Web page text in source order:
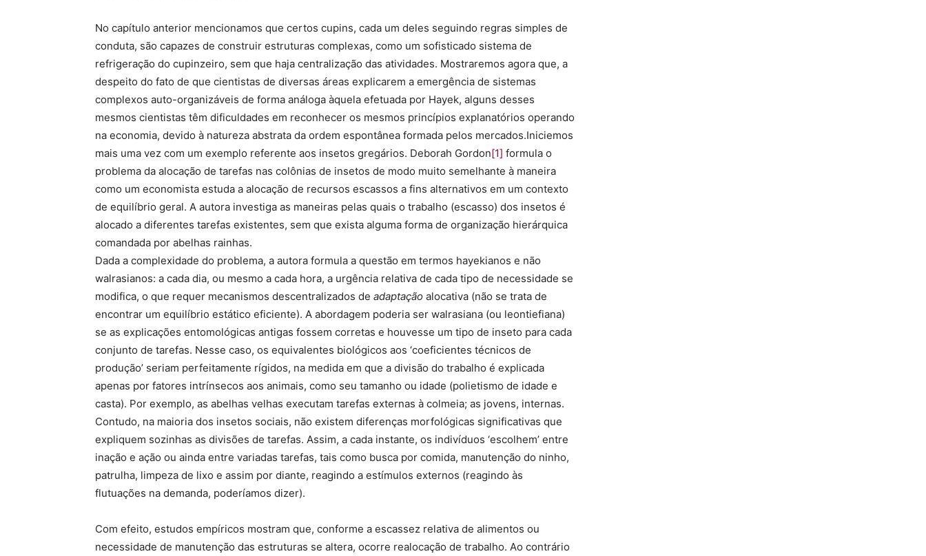
No capítulo anterior mencionamos que certos cupins, cada um deles seguindo regras simples de
conduta, são capazes de construir estruturas complexas, como um sofisticado sistema de
refrigeração do cupinzeiro, sem que haja centralização das atividades. Mostraremos agora que, a
despeito do fato de que cientistas de diversas áreas explicarem a emergência de sistemas
complexos auto-organizáveis de forma análoga àquela efetuada por Hayek, alguns desses
mesmos cientistas têm dificuldades em reconhecer os mesmos princípios explanatórios operando
na economia, devido à natureza abstrata da ordem espontânea formada pelos mercados.Iniciemos
mais uma vez com um exemplo referente aos insetos gregários. Deborah Gordon[1] formula o
problema da alocação de tarefas nas colônias de insetos de modo muito semelhante à maneira
como um economista estuda a alocação de recursos escassos a fins alternativos em um contexto
de equilíbrio geral. A autora investiga as maneiras pelas quais o trabalho (escasso) dos insetos é
alocado a diferentes tarefas existentes, sem que exista alguma forma de organização hierárquica
comandada por abelhas rainhas.
Dada a complexidade do problema, a autora formula a questão em termos hayekianos e não
walrasianos: a cada dia, ou mesmo a cada hora, a urgência relativa de cada tipo de necessidade se
modifica, o que requer mecanismos descentralizados de adaptação alocativa (não se trata de
encontrar um equilíbrio estático eficiente). A abordagem poderia ser walrasiana (ou leontiefiana)
se as explicações entomológicas antigas fossem corretas e houvesse um tipo de inseto para cada
conjunto de tarefas. Nesse caso, os equivalentes biológicos aos ‘coeficientes técnicos de
produção’ seriam perfeitamente rígidos, na medida em que a divisão do trabalho é explicada
apenas por fatores intrínsecos aos animais, como seu tamanho ou idade (polietismo de idade e
casta). Por exemplo, as abelhas velhas executam tarefas externas à colmeia; as jovens, internas.
Contudo, na maioria dos insetos sociais, não existem diferenças morfológicas significativas que
expliquem sozinhas as divisões de tarefas. Assim, a cada instante, os indivíduos ‘escolhem’ entre
inação e ação ou ainda entre variadas tarefas, tais como busca por comida, manutenção do ninho,
patrulha, limpeza de lixo e assim por diante, reagindo a estímulos externos (reagindo às
flutuações na demanda, poderíamos dizer).
Com efeito, estudos empíricos mostram que, conforme a escassez relativa de alimentos ou
necessidade de manutenção das estruturas se altera, ocorre realocação de trabalho. Ao contrário